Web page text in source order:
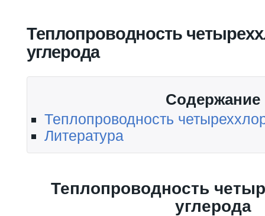
Теплопроводность
углерода
Содержание
Теплопроводность
Литература
Теплопроводность
углерода